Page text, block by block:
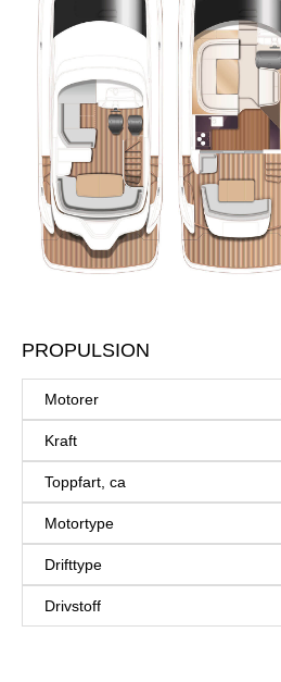
PROPULSION
Motorer
Kraft
Toppfart, ca
Motortype
Drifttype
Drivstoff